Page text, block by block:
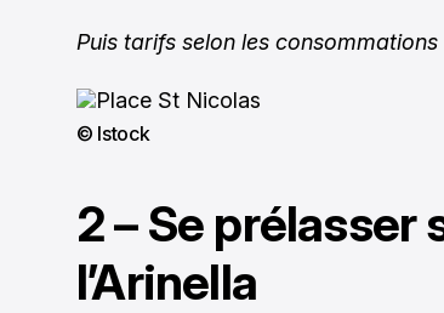
Puis tarifs selon les consommations
© Istock
2 – Se prélasser
l’Arinella